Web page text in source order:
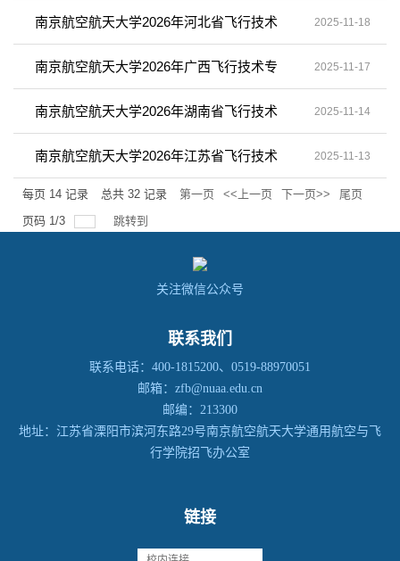
南京航空航天大学2026年河北省飞行技术
专业招生安排
2025-11-18
南京航空航天大学2026年广西飞行技术专
业招生安排
2025-11-17
南京航空航天大学2026年湖南省飞行技术
专业招生安排
2025-11-14
南京航空航天大学2026年江苏省飞行技术
专业招生初检面试安排
2025-11-13
每页 14 记录 总共 32 记录 第一页 <<上一页 下一页>>
尾页
页码 1/3 跳转到
关注微信公众号
联系我们
联系电话：400-1815200、0519-88970051
邮箱：zfb@nuaa.edu.cn
邮编：213300
地址：江苏省溧阳市滨河东路29号南京航空航天大学通用航空与飞
行学院招飞办公室
链接